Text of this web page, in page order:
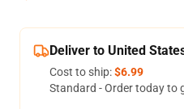
Deliver to United
Cost to ship:$6.99
Standard - Order today to